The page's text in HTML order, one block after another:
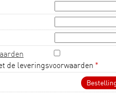
de leveringsvoorwaarden *